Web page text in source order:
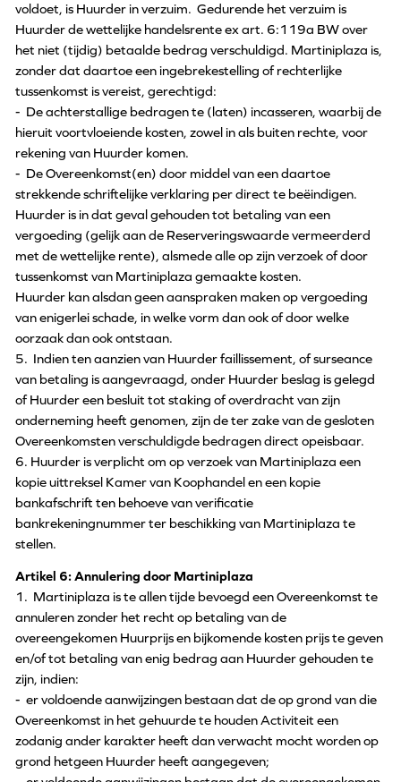
voldoet, is Huurder in verzuim. Gedurende het verzuim is
Huurder de wettelijke handelsrente ex art. 6:119a BW over
het niet (tijdig) betaalde bedrag verschuldigd. Martiniplaza is,
zonder dat daartoe een ingebrekestelling of rechterlijke
tussenkomst is vereist, gerechtigd:
- De achterstallige bedragen te (laten) incasseren, waarbij de
hieruit voortvloeiende kosten, zowel in als buiten rechte, voor
rekening van Huurder komen.
- De Overeenkomst(en) door middel van een daartoe
strekkende schriftelijke verklaring per direct te beëindigen.
Huurder is in dat geval gehouden tot betaling van een
vergoeding (gelijk aan de Reserveringswaarde vermeerderd
met de wettelijke rente), alsmede alle op zijn verzoek of door
tussenkomst van Martiniplaza gemaakte kosten.
Huurder kan alsdan geen aanspraken maken op vergoeding
van enigerlei schade, in welke vorm dan ook of door welke
oorzaak dan ook ontstaan.
5. Indien ten aanzien van Huurder faillissement, of surseance
van betaling is aangevraagd, onder Huurder beslag is gelegd
of Huurder een besluit tot staking of overdracht van zijn
onderneming heeft genomen, zijn de ter zake van de gesloten
Overeenkomsten verschuldigde bedragen direct opeisbaar.
6. Huurder is verplicht om op verzoek van Martiniplaza een
kopie uittreksel Kamer van Koophandel en een kopie
bankafschrift ten behoeve van verificatie
bankrekeningnummer ter beschikking van Martiniplaza te
stellen.
Artikel 6: Annulering door Martiniplaza
1. Martiniplaza is te allen tijde bevoegd een Overeenkomst te
annuleren zonder het recht op betaling van de
overeengekomen Huurprijs en bijkomende kosten prijs te geven
en/of tot betaling van enig bedrag aan Huurder gehouden te
zijn, indien:
- er voldoende aanwijzingen bestaan dat de op grond van die
Overeenkomst in het gehuurde te houden Activiteit een
zodanig ander karakter heeft dan verwacht mocht worden op
grond hetgeen Huurder heeft aangegeven;